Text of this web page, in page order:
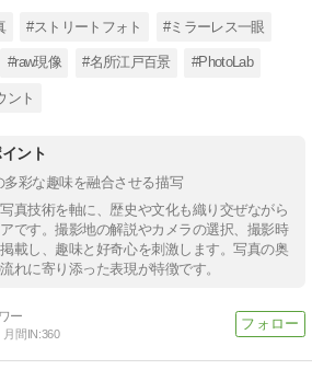
#ストリートフォト #ミラーレス一眼
#raw現像 #名所江戸百景 #PhotoLab
ント
ント
多彩な趣味を融合させる描写
真技術を軸に、歴史や文化も織り交ぜながら
です。撮影地の解説やカメラの選択、撮影時
載し、趣味と好奇心を刺激します。写真の奥
れに寄り添った表現が特徴です。
月間IN:360